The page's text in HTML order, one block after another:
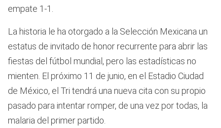
empate 1-1.
La historia le ha otorgado a la Selección Mexicana un
estatus de invitado de honor recurrente para abrir las
fiestas del fútbol mundial, pero las estadísticas no
mienten. El próximo 11 de junio, en el Estadio Ciudad
de México, el Tri tendrá una nueva cita con su propio
pasado para intentar romper, de una vez por todas, la
malaria del primer partido.